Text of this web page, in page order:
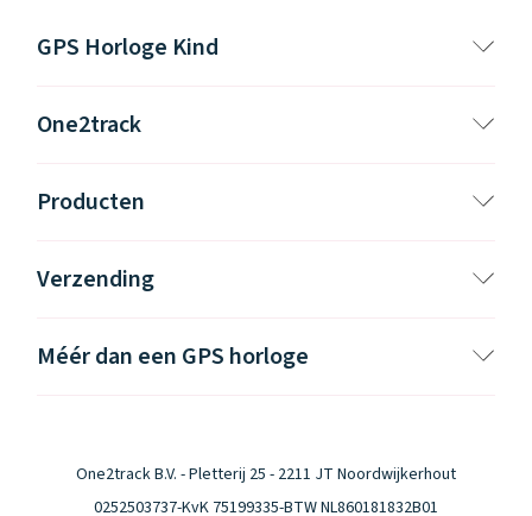
GPS Horloge Kind
One2track
Producten
Verzending
Méér dan een GPS horloge
One2track B.V. - Pletterij 25 - 2211 JT Noordwijkerhout
0252503737-KvK 75199335-BTW NL860181832B01